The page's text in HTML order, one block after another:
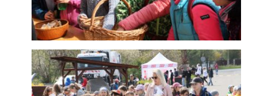
umožňují
měření výkonu
našeho webu
a našich
reklamních
kampaní.
Jejich pomocí
určujeme